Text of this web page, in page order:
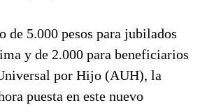
de 5.000 pesos para jubilados
y de 2.000 para beneficiarios
por Hijo (AUH), la
puesta en este nuevo